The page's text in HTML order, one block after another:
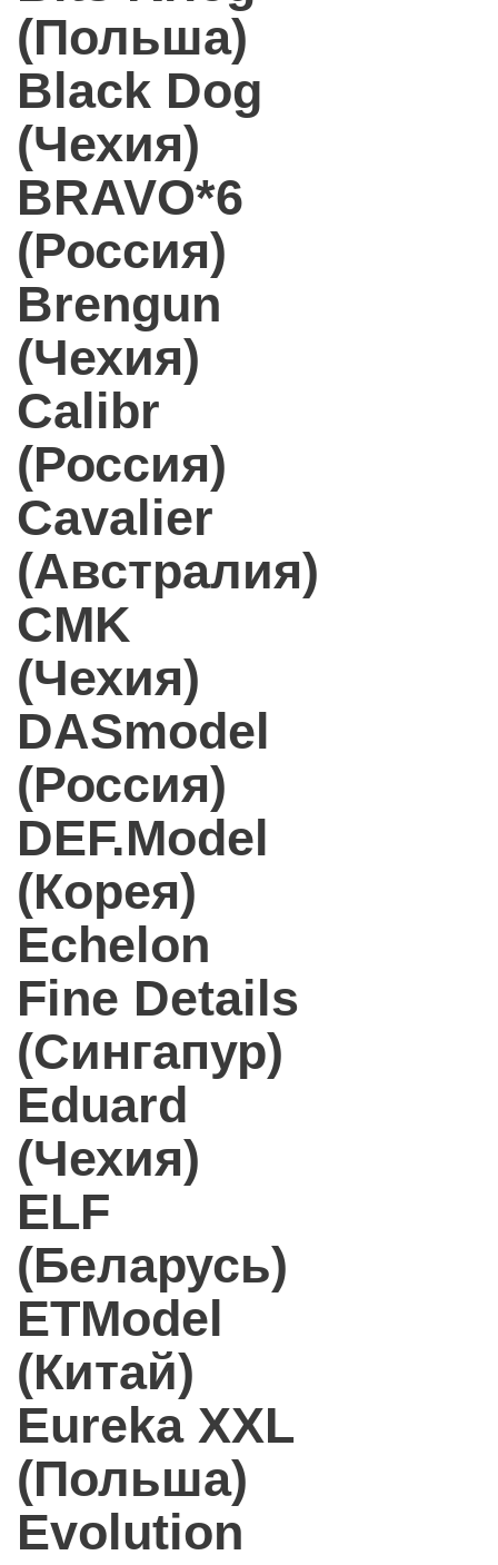
(Польша)
Black Dog
(Чехия)
BRAVO*6
(Россия)
Brengun
(Чехия)
Calibr
(Россия)
Cavalier
(Австралия)
CMK
(Чехия)
DASmodel
(Россия)
DEF.Model
(Корея)
Echelon
Fine Details
(Сингапур)
Eduard
(Чехия)
ELF
(Беларусь)
ETModel
(Китай)
Eureka XXL
(Польша)
Evolution